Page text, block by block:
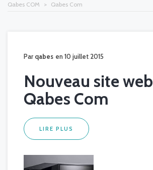
Qabes COM > Qabes Com
Par qabes en 10 juillet 2015
Nouveau site web
Qabes Com
LIRE PLUS